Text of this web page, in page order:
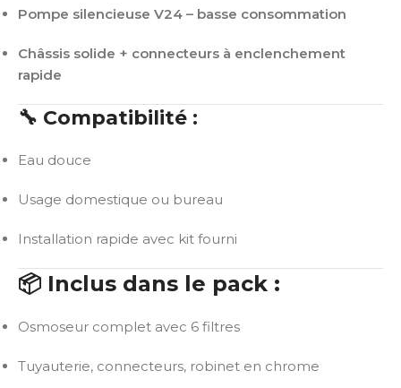
Pompe silencieuse V24 – basse consommation
Châssis solide + connecteurs à enclenchement
rapide
🔧 Compatibilité :
Eau douce
Usage domestique ou bureau
Installation rapide avec kit fourni
📦 Inclus dans le pack :
Osmoseur complet avec 6 filtres
Tuyauterie, connecteurs, robinet en chrome